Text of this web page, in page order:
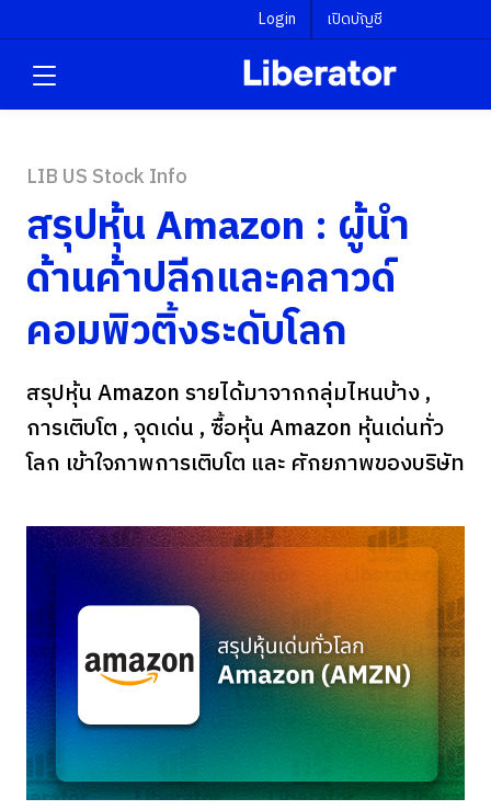
Login เปิดบัญชี
LIB US Stock Info
สรุปหุ้น Amazon : ผู้นำ
ด้านค้าปลีกและคลาวด์
คอมพิวติ้งระดับโลก
สรุปหุ้น Amazon รายได้มาจากกลุ่มไหนบ้าง ,
การเติบโต , จุดเด่น , ซื้อหุ้น Amazon หุ้นเด่นทั่ว
โลก เข้าใจภาพการเติบโต และ ศักยภาพของบริษัท